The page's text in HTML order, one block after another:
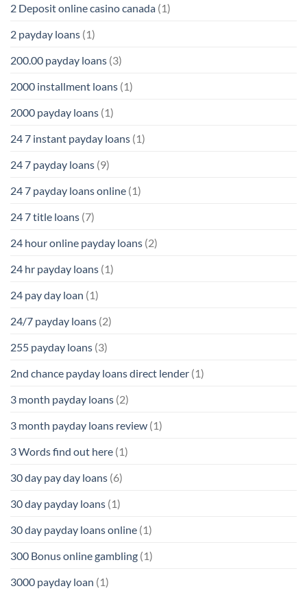
2 Deposit online casino canada (1)
2 payday loans (1)
200.00 payday loans (3)
2000 installment loans (1)
2000 payday loans (1)
24 7 instant payday loans (1)
24 7 payday loans (9)
24 7 payday loans online (1)
24 7 title loans (7)
24 hour online payday loans (2)
24 hr payday loans (1)
24 pay day loan (1)
24/7 payday loans (2)
255 payday loans (3)
2nd chance payday loans direct lender (1)
3 month payday loans (2)
3 month payday loans review (1)
3 Words find out here (1)
30 day pay day loans (6)
30 day payday loans (1)
30 day payday loans online (1)
300 Bonus online gambling (1)
3000 payday loan (1)